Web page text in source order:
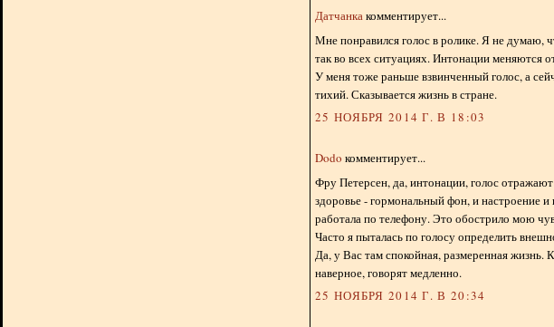
Датчанкакомментирует...
Мне понравился голос в ролике. Я не думаю,
так во всех ситуациях. Интонации меняются
У меня тоже раньше взвинченный голос, а
тихий. Сказывается жизнь в стране.
25 НОЯБРЯ 2014 Г. В 18:03
Dodo комментирует...
Фру Петерсен, да, интонации, голос
здоровье - гормональный фон, и настроение
работала по телефону. Это обострило мою
Часто я пыталась по голосу определить
Да, у Вас там спокойная, размеренная жизнь.
наверное, говорят медленно.
25 НОЯБРЯ 2014 Г. В 20:34